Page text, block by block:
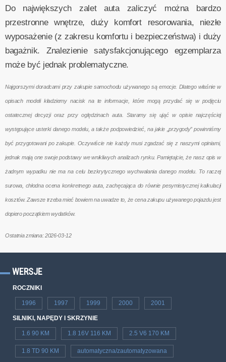
Do największych zalet auta zaliczyć można bardzo
przestronne wnętrze, duży komfort resorowania, niezłe
wyposażenie (z zakresu komfortu i bezpieczeństwa) i duży
bagażnik. Znalezienie satysfakcjonującego egzemplarza
może być jednak problematyczne.
Najgorszymi doradcami przy zakupie samochodu używanego są emocje. Dlatego właśnie w
opisach modeli kładziemy nacisk na te informacje, które mogą przydać się w podjęciu
ostatecznej decyzji oraz przy oględzinach auta. Staramy się ująć w opisie najczęściej
występujące usterki danego modelu, a także podpowiedzieć, na jakie „przygody” powinniśmy
być przygotowani po zakupie. Oczywiście nie każdy musi zgadzać się z naszymi opiniami,
jednak mają one swoje podstawy we wnikliwych analizach rynku. Pamiętajcie, że nasz opis w
żadnym wypadku nie ma na celu bezkrytycznego wychwalania danego modelu. To raczej
surowa, chłodna ocena konkretnego auta, zachęcająca do równie pesymistycznej kalkulacji
kosztów. Zawsze trzeba mieć bowiem na uwadze to, że cena zakupu używanego pojazdu jest
dopiero początkiem wydatków.
Ostatnia zmiana: 2026-03-12
WERSJE
ROCZNIKI
1996 1997 1999 2000 2001
SILNIKI, NAPĘDY I SKRZYNIE
1.6 90 KM 1.8 16V 116 KM 2.5 V6 170 KM
1.8 TD 90 KM automatyczna/zautomatyzowana